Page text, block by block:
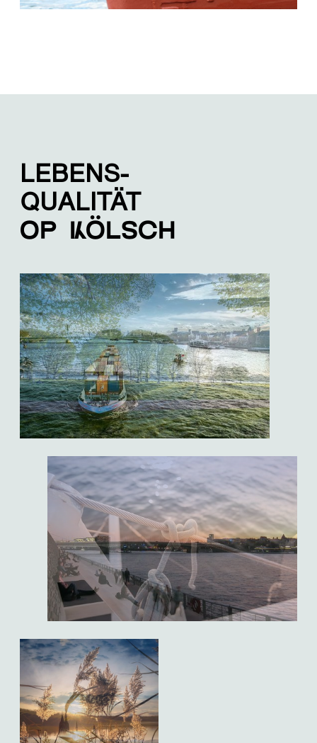
LEBENS-
QUALITÄT
op Kölsch